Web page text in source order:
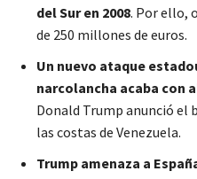
del Sur en 2008. Por ello,
de 250 millones de euros.
Un nuevo ataque
narcolancha acaba con
Donald Trump anunció el
las costas de Venezuela.
Trump amenaza a